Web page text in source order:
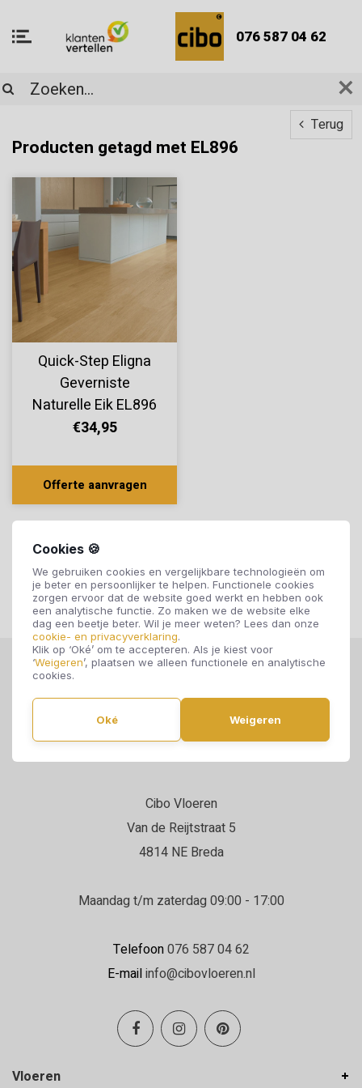
Cookies 🍪
We gebruiken cookies en vergelijkbare technologieën om
je beter en persoonlijker te helpen. Functionele cookies
zorgen ervoor dat de website goed werkt en hebben ook
een analytische functie. Zo maken we de website elke
dag een beetje beter. Wil je meer weten? Lees dan onze
cookie- en privacyverklaring.
Klik op ‘Oké’ om te accepteren. Als je kiest voor
‘Weigeren’, plaatsen we alleen functionele en analytische
cookies.
Oké Weigeren
076 587 04 62
Terug
Producten getagd met EL896
Quick-Step Eligna
Geverniste
Naturelle Eik EL896
€34,95
Offerte aanvragen
Cibo Vloeren
Van de Reijtstraat 5
4814 NE Breda
Maandag t/m zaterdag 09:00 - 17:00
Telefoon076 587 04 62
E-mailinfo@cibovloeren.nl
Vloeren